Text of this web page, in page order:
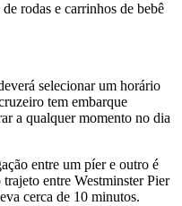
rodas e carrinhos de bebê
selecionar um horário
tem embarque
a qualquer momento no dia
entre um píer e outro é
entre Westminster Pier
cerca de 10 minutos.